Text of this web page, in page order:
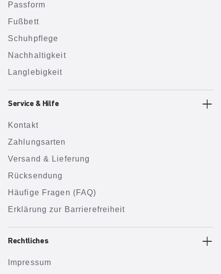
Passform
Fußbett
Schuhpflege
Nachhaltigkeit
Langlebigkeit
Service & Hilfe
Kontakt
Zahlungsarten
Versand & Lieferung
Rücksendung
Häufige Fragen (FAQ)
Erklärung zur Barrierefreiheit
Rechtliches
Impressum